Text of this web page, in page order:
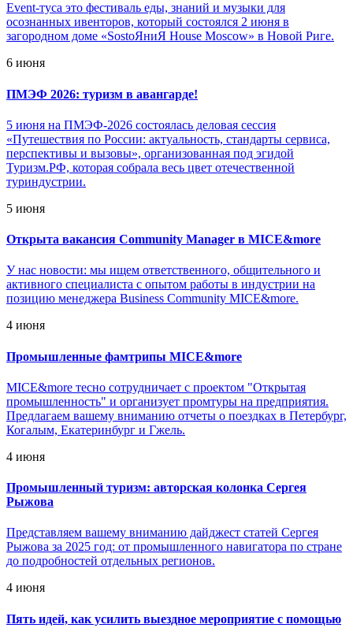
Event-туса это фестиваль еды, знаний и музыки для
осознанных ивенторов, который состоялся 2 июня в
загородном доме «SostoЯниЯ House Moscow» в Новой Риге.
6 июня
ПМЭФ 2026: туризм в авангарде!
5 июня на ПМЭФ-2026 состоялась деловая сессия
«Путешествия по России: актуальность, стандарты сервиса,
перспективы и вызовы», организованная под эгидой
Туризм.РФ, которая собрала весь цвет отечественной
туриндустрии.
5 июня
Открыта вакансия Community Manager в MICE&more
У нас новости: мы ищем ответственного, общительного и
активного специалиста с опытом работы в индустрии на
позицию менеджера Business Community MICE&more.
4 июня
Промышленные фамтрипы MICE&more
MICE&more тесно сотрудничает с проектом "Открытая
промышленность" и организует промтуры на предприятия.
Предлагаем вашему вниманию отчеты о поездках в Петербург,
Когалым, Екатеринбург и Гжель.
4 июня
Промышленный туризм: авторская колонка Сергея
Рыжова
Представляем вашему вниманию дайджест статей Сергея
Рыжова за 2025 год: от промышленного навигатора по стране
до подробностей отдельных регионов.
4 июня
Пять идей, как усилить выездное мероприятие с помощью